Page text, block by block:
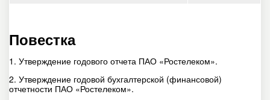
Повестка
1. Утверждение годового отчета ПАО «Ростелеком».
2. Утверждение годовой бухгалтерской (финансовой)
отчетности ПАО «Ростелеком».